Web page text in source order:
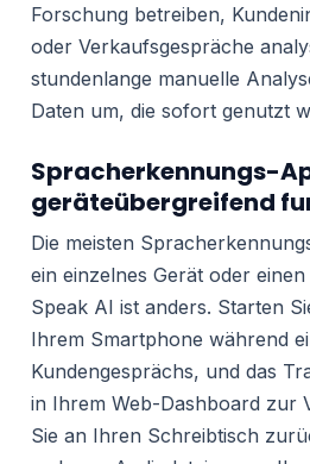
Forschung betreiben,
oder Verkaufsgespräche
stundenlange manuelle
Daten um, die sofort genutzt
Spracherkennungs-
geräteübergreifend
Die meisten
ein einzelnes Gerät oder
Speak AI ist anders. Starten
Ihrem Smartphone während
Kundengesprächs, und das
in Ihrem Web-Dashboard zur
Sie an Ihren Schreibtisch